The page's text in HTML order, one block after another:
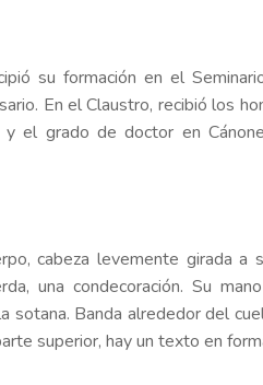
su formación en el
En el Claustro, recibió los
el grado de doctor en
cabeza levemente girada a
una condecoración. Su
sotana. Banda alrededor del
superior, hay un texto en